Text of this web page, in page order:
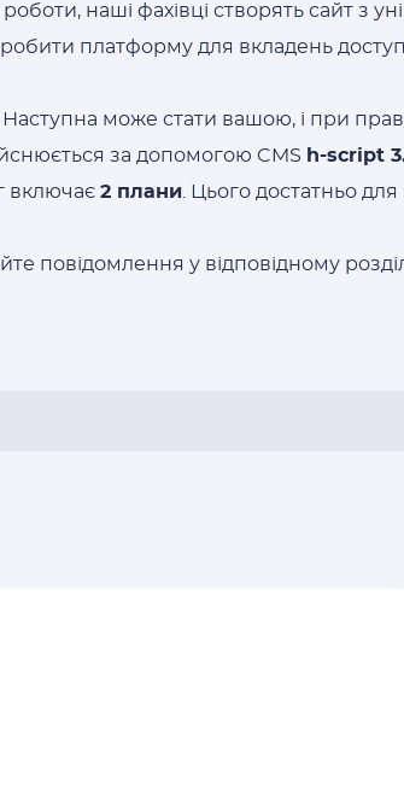
роботи, наші фахівці створять сайт з
платформу для вкладень
Наступна може стати вашою, і при
за допомогою CMS h-script
включає 2 плани . Цього достатньо
повідомлення у відповідному